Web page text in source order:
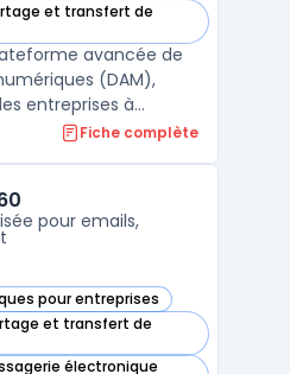
et transfert de
cette catégorie
avancée de
(DAM),
entreprises à
et distribuer
rechercher,
ress ...
Fiche complète
pour emails,
pour entreprises
cette catégorie
et transfert de
cette catégorie
électronique